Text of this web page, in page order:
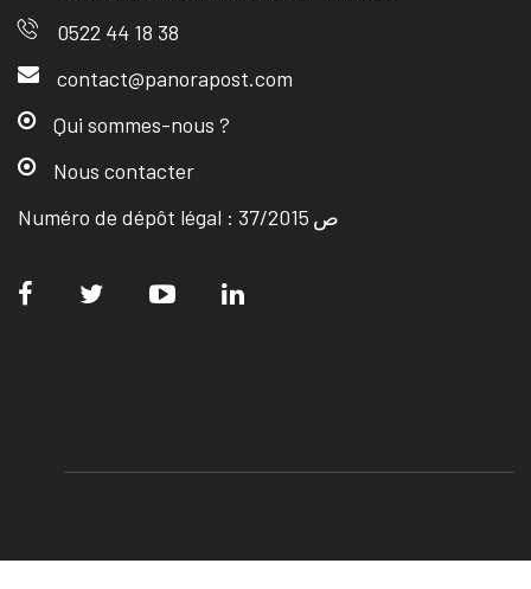
0522 44 18 38
contact@panorapost.com
Qui sommes-nous ?
Nous contacter
Numéro de dépôt légal : ص 37/2015